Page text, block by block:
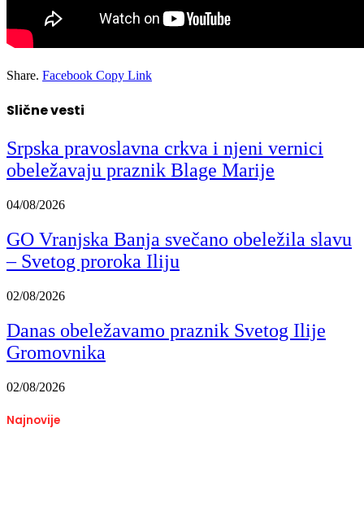
Share. Facebook Copy Link
Slične vesti
Srpska pravoslavna crkva i njeni vernici
obeležavaju praznik Blage Marije
04/08/2026
GO Vranjska Banja svečano obeležila slavu
– Svetog proroka Iliju
02/08/2026
Danas obeležavamo praznik Svetog Ilije
Gromovnika
02/08/2026
Najnovije